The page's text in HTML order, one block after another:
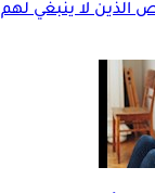
لا ينبغي لهم